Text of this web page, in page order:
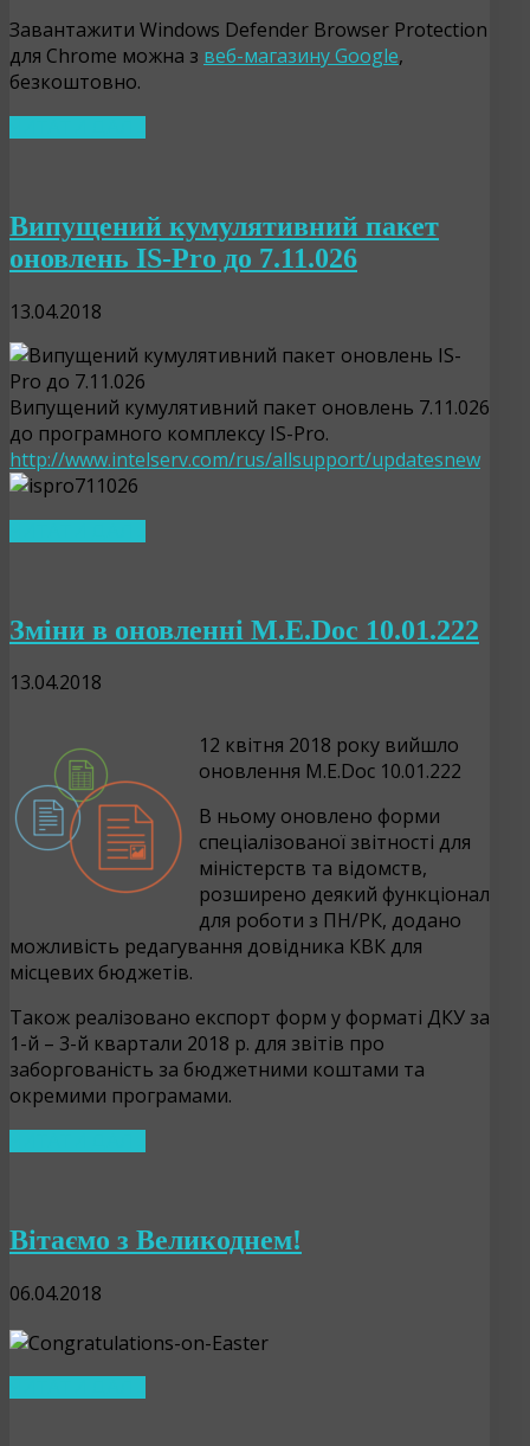
Завантажити Windows Defender Browser Protection
для Chrome можна з веб-магазину Google,
безкоштовно.
Випущений кумулятивний пакет
оновлень IS-Pro до 7.11.026
13.04.2018
Випущений кумулятивний пакет оновлень 7.11.026
до програмного комплексу IS-Pro.
http://www.intelserv.com/rus/allsupport/updatesnew
Зміни в оновленні M.E.Doc 10.01.222
13.04.2018
12 квітня 2018 року вийшло
оновлення M.E.Doc 10.01.222
В ньому оновлено форми
спеціалізованої звітності для
міністерств та відомств,
розширено деякий функціонал
для роботи з ПН/РК, додано
можливість редагування довідника КВК для
місцевих бюджетів.
Також реалізовано експорт форм у форматі ДКУ за
1-й – 3-й квартали 2018 р. для звітів про
заборгованість за бюджетними коштами та
окремими програмами.
Вітаємо з Великоднем!
06.04.2018